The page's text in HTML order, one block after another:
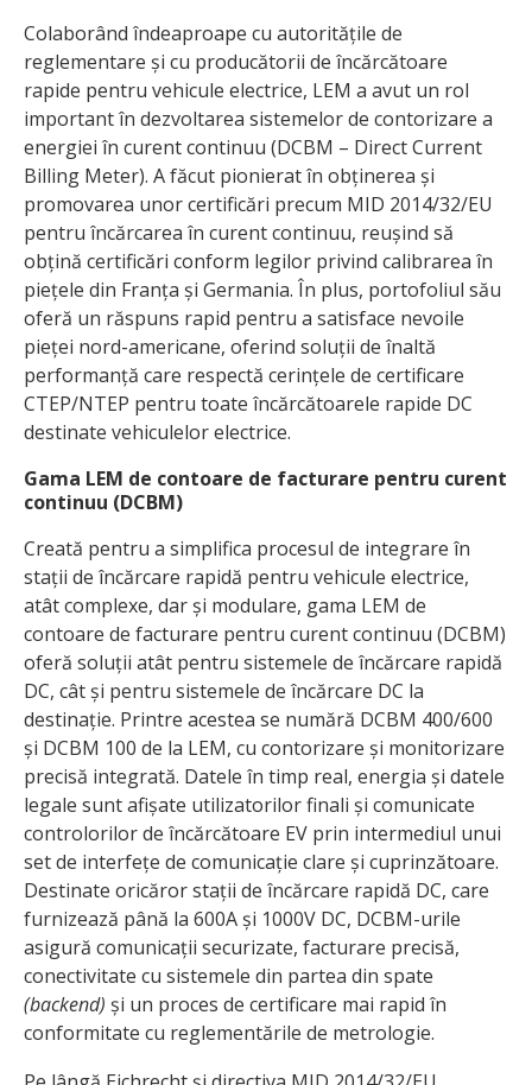
Colaborând îndeaproape cu autoritățile de
reglementare și cu producătorii de încărcătoare
rapide pentru vehicule electrice, LEM a avut un rol
important în dezvoltarea sistemelor de contorizare a
energiei în curent continuu (DCBM – Direct Current
Billing Meter). A făcut pionierat în obținerea și
promovarea unor certificări precum MID 2014/32/EU
pentru încărcarea în curent continuu, reușind să
obțină certificări conform legilor privind calibrarea în
piețele din Franța și Germania. În plus, portofoliul său
oferă un răspuns rapid pentru a satisface nevoile
pieței nord-americane, oferind soluții de înaltă
performanță care respectă cerințele de certificare
CTEP/NTEP pentru toate încărcătoarele rapide DC
destinate vehiculelor electrice.
Gama LEM de contoare de facturare pentru curent
continuu (DCBM)
Creată pentru a simplifica procesul de integrare în
stații de încărcare rapidă pentru vehicule electrice,
atât complexe, dar și modulare, gama LEM de
contoare de facturare pentru curent continuu (DCBM)
oferă soluții atât pentru sistemele de încărcare rapidă
DC, cât și pentru sistemele de încărcare DC la
destinație. Printre acestea se numără DCBM 400/600
și DCBM 100 de la LEM, cu contorizare și monitorizare
precisă integrată. Datele în timp real, energia și datele
legale sunt afișate utilizatorilor finali și comunicate
controlorilor de încărcătoare EV prin intermediul unui
set de interfețe de comunicație clare și cuprinzătoare.
Destinate oricăror stații de încărcare rapidă DC, care
furnizează până la 600A și 1000V DC, DCBM-urile
asigură comunicații securizate, facturare precisă,
conectivitate cu sistemele din partea din spate
(backend) și un proces de certificare mai rapid în
conformitate cu reglementările de metrologie.